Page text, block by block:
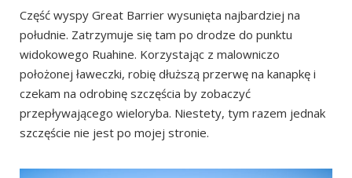
Część wyspy Great Barrier wysunięta najbardziej na
południe. Zatrzymuje się tam po drodze do punktu
widokowego Ruahine. Korzystając z malowniczo
położonej ławeczki, robię dłuższą przerwę na kanapkę i
czekam na odrobinę szczęścia by zobaczyć
przepływającego wieloryba. Niestety, tym razem jednak
szczęście nie jest po mojej stronie.